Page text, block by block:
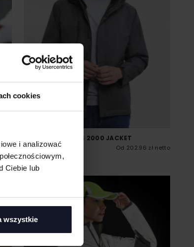
cookies
i analizować
Ciebie lub
wszystkie
MEN´S HYDRAPLUS 2000 JACKET
RUSSELL ATHLETIC Od 202.96 zł netto